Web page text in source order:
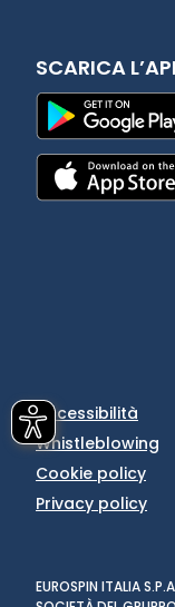
SCARICA
Accessibilità
Whistleblowing
Cookie policy
Privacy policy
EUROSPIN ITALIA